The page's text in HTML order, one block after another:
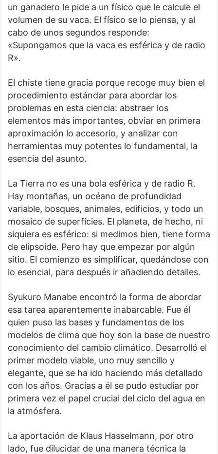
un ganadero le pide a un físico que le calcule el
volumen de su vaca. El físico se lo piensa, y al
cabo de unos segundos responde:
«Supongamos que la vaca es esférica y de radio
R».
El chiste tiene gracia porque recoge muy bien el
procedimiento estándar para abordar los
problemas en esta ciencia: abstraer los
elementos más importantes, obviar en primera
aproximación lo accesorio, y analizar con
herramientas muy potentes lo fundamental, la
esencia del asunto.
La Tierra no es una bola esférica y de radio R.
Hay montañas, un océano de profundidad
variable, bosques, animales, edificios, y todo un
mosaico de superficies. El planeta, de hecho, ni
siquiera es esférico: si medimos bien, tiene forma
de elipsoide. Pero hay que empezar por algún
sitio. El comienzo es simplificar, quedándose con
lo esencial, para después ir añadiendo detalles.
Syukuro Manabe encontró la forma de abordar
esa tarea aparentemente inabarcable. Fue él
quien puso las bases y fundamentos de los
modelos de clima que hoy son la base de nuestro
conocimiento del cambio climático. Desarrolló el
primer modelo viable, uno muy sencillo y
elegante, que se ha ido haciendo más detallado
con los años. Gracias a él se pudo estudiar por
primera vez el papel crucial del ciclo del agua en
la atmósfera.
La aportación de Klaus Hasselmann, por otro
lado, fue dilucidar de una manera técnica la